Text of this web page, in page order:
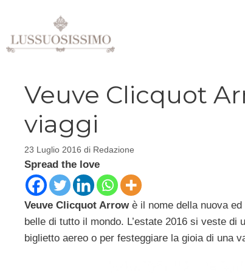
contenuto
Veuve Clicquot
viaggi
23 Luglio 2016 di Redazione
Spread the love
Veuve Clicquot Arrow è il nome della nuova
belle di tutto il mondo. L’estate 2016 si veste di
biglietto aereo o per festeggiare la gioia di una